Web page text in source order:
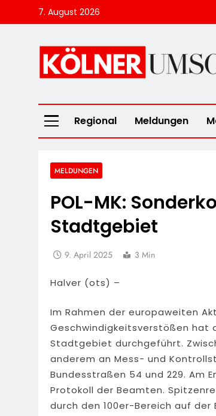
to
7. August 2026
Kölner
Regional Meldungen
MELDUNGEN
POL-MK:
Stadtgebiet
9. April 2025 3 Min
Halver (ots) –
Im Rahmen der europaweiten
Geschwindigkeitsverstößen hat
Stadtgebiet durchgeführt.
anderem an Mess- und
Bundesstraßen 54 und 229. Am
Protokoll der Beamten.
durch den 100er-Bereich auf der